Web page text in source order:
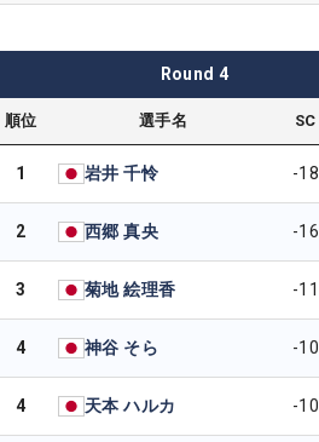
Round 4
順位 選手名 SC
1 岩井 千怜 -18
2 西郷 真央 -16
3 菊地 絵理香 -11
4 神谷 そら -10
4 天本 ハルカ -10